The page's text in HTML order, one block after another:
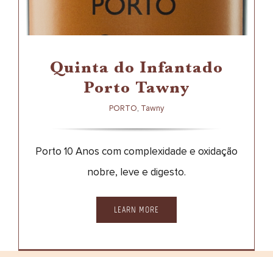
TAWNY
Quinta do Infantado
Porto Tawny
PORTO, Tawny
Porto 10 Anos com complexidade e oxidação
nobre, leve e digesto.
LEARN MORE